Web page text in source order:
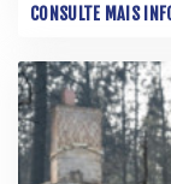
uma forte
CONSULTE MAIS